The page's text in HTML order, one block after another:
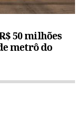
50 milhões
metrô do